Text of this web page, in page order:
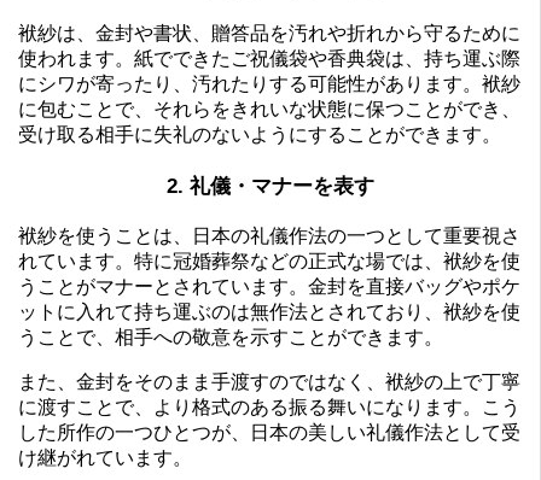
袱紗は、金封や書状、贈答品を汚れや折れから守るために
使われます。紙でできたご祝儀袋や香典袋は、持ち運ぶ際
にシワが寄ったり、汚れたりする可能性があります。袱紗
に包むことで、それらをきれいな状態に保つことができ、
受け取る相手に失礼のないようにすることができます。
2. 礼儀・マナーを表す
袱紗を使うことは、日本の礼儀作法の一つとして重要視さ
れています。特に冠婚葬祭などの正式な場では、袱紗を使
うことがマナーとされています。金封を直接バッグやポケ
ットに入れて持ち運ぶのは無作法とされており、袱紗を使
うことで、相手への敬意を示すことができます。
また、金封をそのまま手渡すのではなく、袱紗の上で丁寧
に渡すことで、より格式のある振る舞いになります。こう
した所作の一つひとつが、日本の美しい礼儀作法として受
け継がれています。